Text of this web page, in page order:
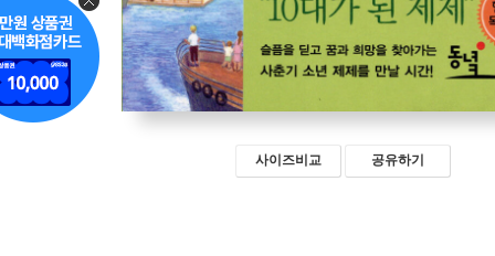
사이즈비교 공유하기